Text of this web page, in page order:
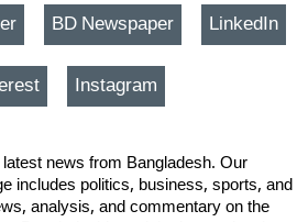
BD Newspaper LinkedIn
Instagram
news from Bangladesh. Our
includes politics, business, sports, and
analysis, and commentary on the